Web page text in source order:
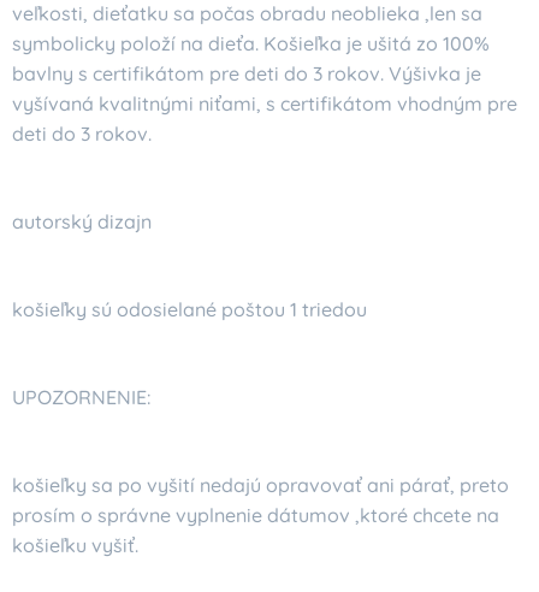
veľkosti, dieťatku sa počas obradu neoblieka ,len sa
symbolicky položí na dieťa. Košieľka je ušitá zo 100%
bavlny s certifikátom pre deti do 3 rokov. Výšivka je
vyšívaná kvalitnými niťami, s certifikátom vhodným pre
deti do 3 rokov.
autorský dizajn
košieľky sú odosielané poštou 1 triedou
UPOZORNENIE:
košieľky sa po vyšití nedajú opravovať ani párať, preto
prosím o správne vyplnenie dátumov ,ktoré chcete na
košieľku vyšiť.